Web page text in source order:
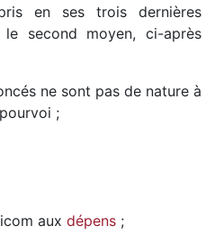
en ses trois dernières
second moyen, ci-après
ne sont pas de nature à
;
aux dépens ;